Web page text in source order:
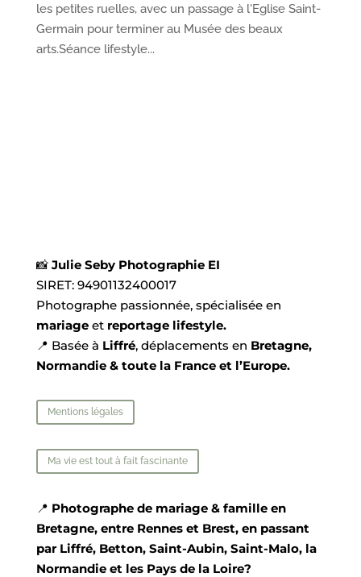
les petites ruelles, avec un passage à l'Eglise Saint-
Germain pour terminer au Musée des beaux
arts.Séance lifestyle...
📸 Julie Seby Photographie EI
SIRET: 94901132400017
Photographe passionnée, spécialisée en
mariageet reportage lifestyle.
📍 Basée à Liffré, déplacements en Bretagne,
Normandie & toute la France et l’Europe.
Mentions légales
Ma vie est tout à fait fascinante
📍 Photographe de mariage & famille en
Bretagne, entre Rennes et Brest, en passant
par Liffré, Betton, Saint-Aubin, Saint-Malo, la
Normandie et les Pays de la Loire?